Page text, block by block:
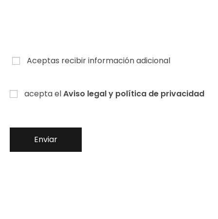
Aceptas recibir información adicional
acepta elAviso legal y política de privacidad